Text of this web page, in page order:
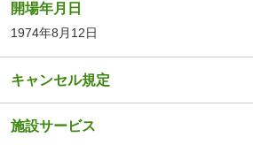
開場年月日
1974年8月12日
キャンセル規定
施設サービス